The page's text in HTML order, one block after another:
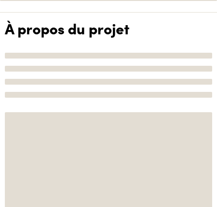
À propos du projet